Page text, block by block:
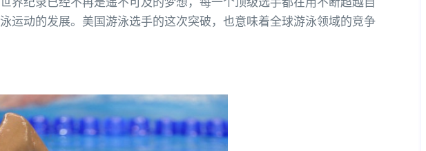
运动的发展。美国游泳选手的这次突破，也意味着全球游泳领域的竞争